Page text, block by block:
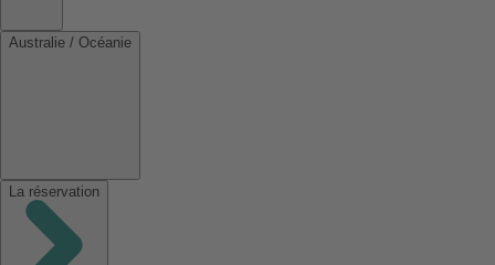
Australie / Océanie
La réservation